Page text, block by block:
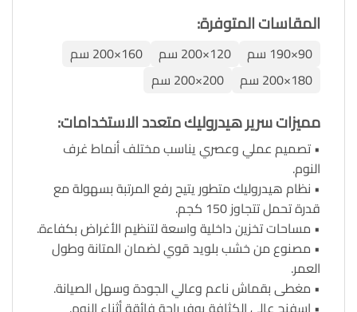
المقاسات المتوفرة:
90×190 سم 120×200 سم
160×200 سم
180×200 سم
200×200 سم
مميزات سرير هيدروليك متعدد الاستخدامات:
• تصميم عملي وعصري يناسب مختلف أنماط غرف
النوم.
• نظام هيدروليك متطور يتيح رفع المرتبة بسهولة مع
قدرة تحمل تتجاوز 150 كجم.
• مساحات تخزين داخلية واسعة لتنظيم الأغراض بكفاءة.
• مصنوع من خشب بلويد قوي لضمان المتانة وطول
العمر.
• مغطى بقماش ناعم وعالي الجودة وسهل الصيانة.